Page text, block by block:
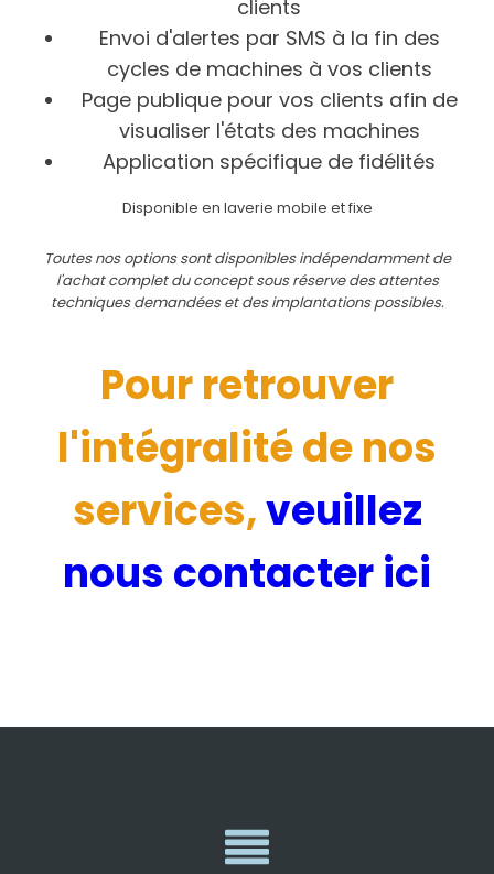
clients
Envoi d'alertes par SMS à la fin des
cycles de machines à vos clients
Page publique pour vos clients afin de
visualiser l'états des machines
Application spécifique de fidélités
Disponible en laverie mobile et fixe
Toutes nos options sont disponibles indépendamment de
l'achat complet du concept sous réserve des attentes
techniques demandées et des implantations possibles.
Pour retrouver
l'intégralité de nos
services,veuillez
nous contacter ici